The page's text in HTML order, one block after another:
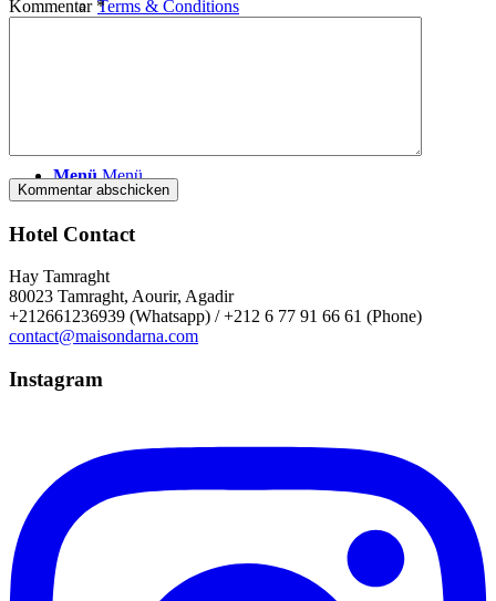
Terms & Conditions
Menü Menü
Kommentar *
Hotel Contact
Hay Tamraght
80023 Tamraght, Aourir, Agadir
+212661236939 (Whatsapp) / +212 6 77 91 66 61 (Phone)
contact@maisondarna.com
Instagram